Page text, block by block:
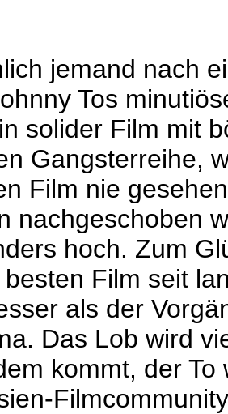
jemand nach
Tos
solider Film mit
Gangsterreihe,
Film nie
nachgeschoben
hoch. Zum
Film seit
als der
Das Lob wird
kommt, der